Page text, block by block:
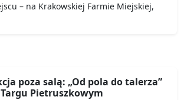
– na Krakowskiej Farmie Miejskiej,
poza salą: „Od pola do talerza”
Pietruszkowym